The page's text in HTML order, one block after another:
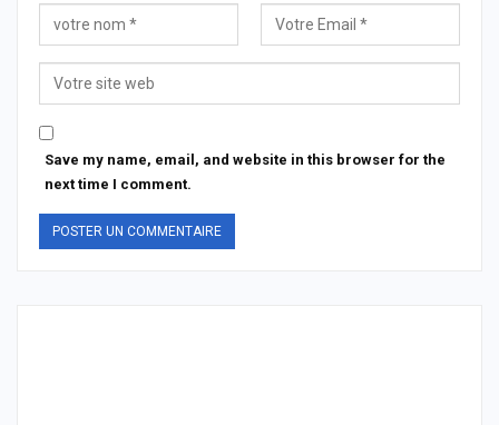
Save my name, email, and website in this browser for the
next time I comment.